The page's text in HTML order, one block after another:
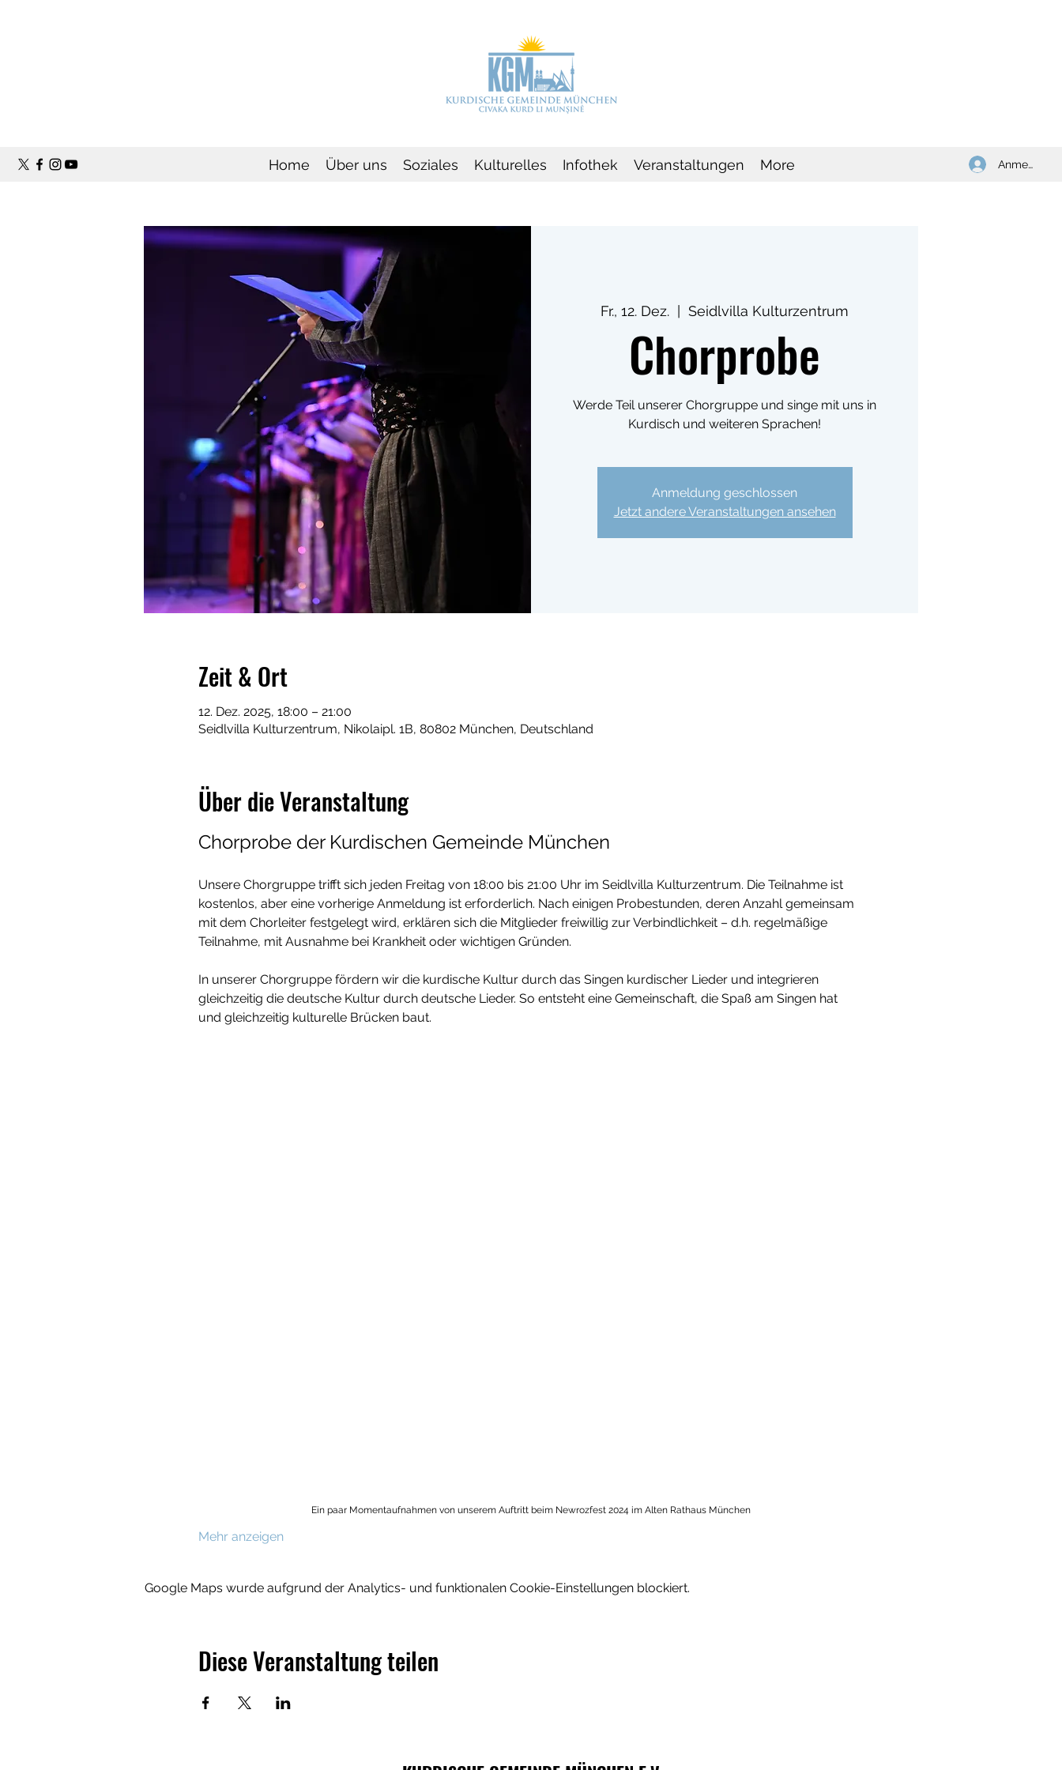
Home Über uns Soziales Kulturelles Infothek Veranstaltungen More Anmelden
Fr., 12. Dez. Seidlvilla Kulturzentrum
Chorprobe
Werde Teil unserer Chorgruppe und singe mit uns in
Kurdisch und weiteren Sprachen!
Anmeldung geschlossen
Jetzt andere Veranstaltungen ansehen
Zeit & Ort
12. Dez. 2025, 18:00 – 21:00
Seidlvilla Kulturzentrum, Nikolaipl. 1B, 80802 München, Deutschland
Über die Veranstaltung
Chorprobe der Kurdischen Gemeinde München
Unsere Chorgruppe trifft sich jeden Freitag von 18:00 bis 21:00 Uhr im Seidlvilla Kulturzentrum. Die Teilnahme ist
kostenlos, aber eine vorherige Anmeldung ist erforderlich. Nach einigen Probestunden, deren Anzahl gemeinsam
mit dem Chorleiter festgelegt wird, erklären sich die Mitglieder freiwillig zur Verbindlichkeit – d.h. regelmäßige
Teilnahme, mit Ausnahme bei Krankheit oder wichtigen Gründen.
In unserer Chorgruppe fördern wir die kurdische Kultur durch das Singen kurdischer Lieder und integrieren
gleichzeitig die deutsche Kultur durch deutsche Lieder. So entsteht eine Gemeinschaft, die Spaß am Singen hat
und gleichzeitig kulturelle Brücken baut.
Ein paar Momentaufnahmen von unserem Auftritt beim Newrozfest 2024 im Alten Rathaus München
Mehr anzeigen
Google Maps wurde aufgrund der Analytics- und funktionalen Cookie-Einstellungen blockiert.
Diese Veranstaltung teilen